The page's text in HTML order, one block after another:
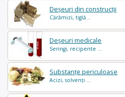
Deșeuri din construcții
Cărămizi, tiglă...
Deșeuri medicale
Seringi, recipente ...
Substanțe periculoase
Acizi, solvenți ...